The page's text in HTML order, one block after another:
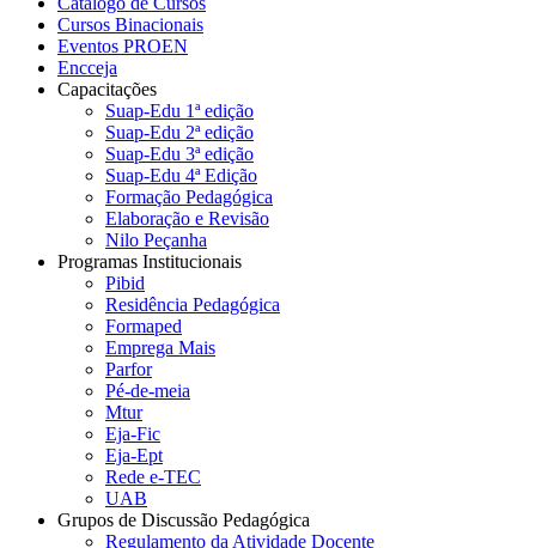
Cursos Binacionais
Eventos PROEN
Encceja
Capacitações
Suap-Edu 1ª edição
Suap-Edu 2ª edição
Suap-Edu 3ª edição
Suap-Edu 4ª Edição
Formação Pedagógica
Elaboração e Revisão
Nilo Peçanha
Programas Institucionais
Pibid
Residência Pedagógica
Formaped
Emprega Mais
Parfor
Pé-de-meia
Mtur
Eja-Fic
Eja-Ept
Rede e-TEC
UAB
Grupos de Discussão Pedagógica
Regulamento da Atividade Docente